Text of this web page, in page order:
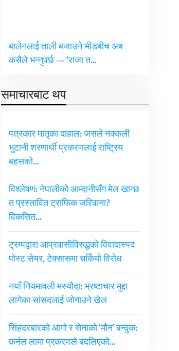
बालेनलाई ताली बजाउने भीडबीच अब
कसैले भन्नुपर्छ — ‘राजा त…
समाचारबाट थप
पत्रकार मातृका दाहाल: जसले नक्कली
भुटानी शरणार्थी प्रकरणलाई राष्ट्रिय
बहसको…
विश्लेषण: नेपालीको आम्दानीसँग मेल खान्छ
त प्रस्तावित ट्राफिक जरिवाना?
विकसित…
ट्रम्पद्वारा आप्रवासीविरुद्धको विवादास्पद
पोस्ट सेयर, टेक्सासमा चर्कियो विरोध
नयाँ नियमावली मस्यौदा: भ्रष्टाचार मुद्दा
लागेका सांसदलाई जोगाउने खेल
सिंहदरबारको आगो र सेनाको ‘मौन’ बन्दुक:
कर्नल लामा प्रकरणले बदलिएको…